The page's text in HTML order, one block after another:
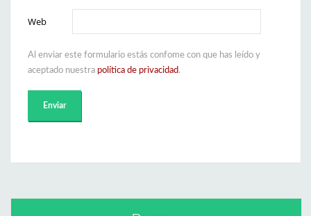
Web
Al enviar este formulario estás confome con que has leído y
aceptado nuestra política de privacidad.